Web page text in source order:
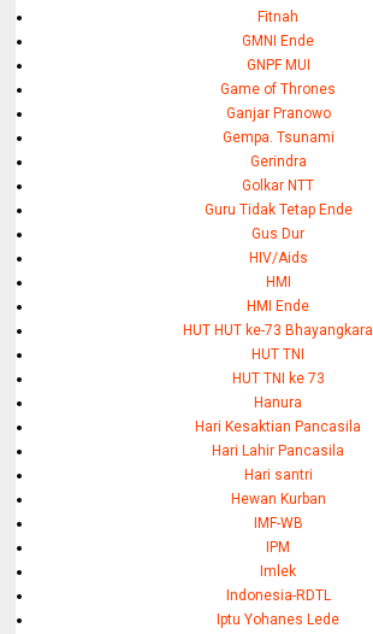
Fitnah
GMNI Ende
GNPF MUI
Game of Thrones
Ganjar Pranowo
Gempa. Tsunami
Gerindra
Golkar NTT
Guru Tidak Tetap Ende
Gus Dur
HIV/Aids
HMI
HMI Ende
HUT HUT ke-73 Bhayangkara
HUT TNI
HUT TNI ke 73
Hanura
Hari Kesaktian Pancasila
Hari Lahir Pancasila
Hari santri
Hewan Kurban
IMF-WB
IPM
Imlek
Indonesia-RDTL
Iptu Yohanes Lede